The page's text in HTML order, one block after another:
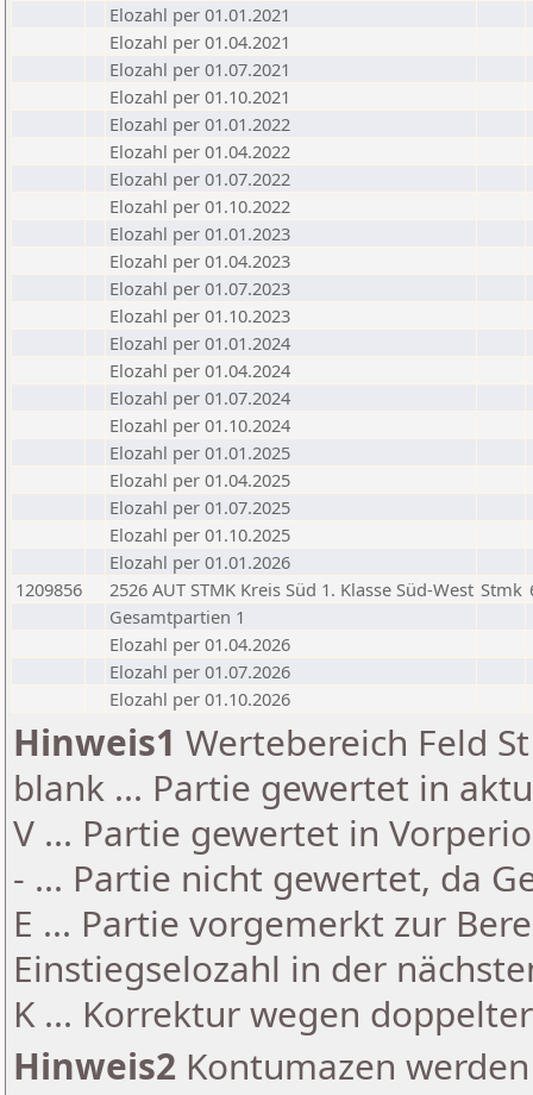
Elozahl per 01.01.2021
Elozahl per 01.04.2021
Elozahl per 01.07.2021
Elozahl per 01.10.2021
Elozahl per 01.01.2022
Elozahl per 01.04.2022
Elozahl per 01.07.2022
Elozahl per 01.10.2022
Elozahl per 01.01.2023
Elozahl per 01.04.2023
Elozahl per 01.07.2023
Elozahl per 01.10.2023
Elozahl per 01.01.2024
Elozahl per 01.04.2024
Elozahl per 01.07.2024
Elozahl per 01.10.2024
Elozahl per 01.01.2025
Elozahl per 01.04.2025
Elozahl per 01.07.2025
Elozahl per 01.10.2025
Elozahl per 01.01.2026
1209856
2526 AUT STMK Kreis Süd 1. Klasse Süd-West Stmk
Gesamtpartien 1
Elozahl per 01.04.2026
Elozahl per 01.07.2026
Elozahl per 01.10.2026
Hinweis1 Wertebereich Feld
blank ... Partie gewertet in
V ... Partie gewertet in
- ... Partie nicht gewertet, da
E ... Partie vorgemerkt zur
Einstiegselozahl in der
K ... Korrektur wegen
Hinweis2 Kontumazen